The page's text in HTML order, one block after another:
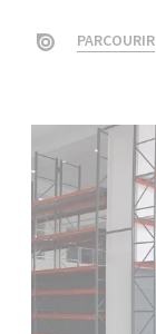
PARCOURIR